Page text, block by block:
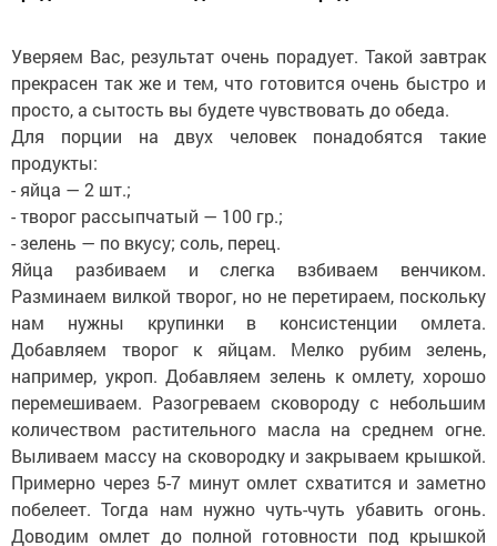
Уверяем Вас, результат очень порадует. Такой завтрак
прекрасен так же и тем, что готовится очень быстро и
просто, а сытость вы будете чувствовать до обеда.
Для порции на двух человек понадобятся такие
продукты:
- яйца — 2 шт.;
- творог рассыпчатый — 100 гр.;
- зелень — по вкусу; соль, перец.
Яйца разбиваем и слегка взбиваем венчиком.
Разминаем вилкой творог, но не перетираем, поскольку
нам нужны крупинки в консистенции омлета.
Добавляем творог к яйцам. Мелко рубим зелень,
например, укроп. Добавляем зелень к омлету, хорошо
перемешиваем. Разогреваем сковороду с небольшим
количеством растительного масла на среднем огне.
Выливаем массу на сковородку и закрываем крышкой.
Примерно через 5-7 минут омлет схватится и заметно
побелеет. Тогда нам нужно чуть-чуть убавить огонь.
Доводим омлет до полной готовности под крышкой